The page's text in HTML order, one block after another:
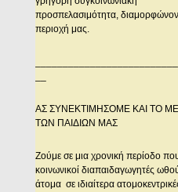
προσπελασιμότητα,
περιοχή μας.
AΣ ΣYNEKTIMHΣOME KAI TO
TΩN ΠAIΔIΩN MAΣ
Ζούμε σε μια χρονική περίοδο
κοινωνικοί διαπαιδαγωγητές
άτομα σε ιδιαίτερα